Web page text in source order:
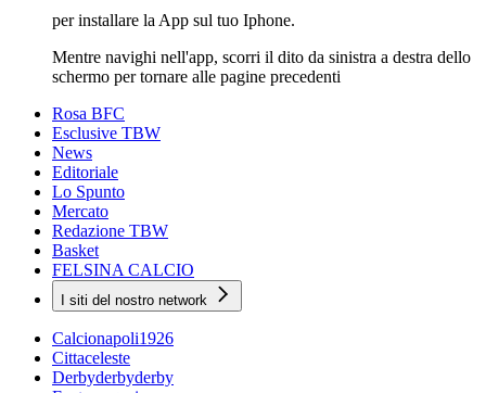
per installare la App sul tuo Iphone.
Mentre navighi nell'app, scorri il dito da sinistra a destra dello
schermo per tornare alle pagine precedenti
Rosa BFC
Esclusive TBW
News
Editoriale
Lo Spunto
Mercato
Redazione TBW
Basket
FELSINA CALCIO
I siti del nostro network
Calcionapoli1926
Cittaceleste
Derbyderbyderby